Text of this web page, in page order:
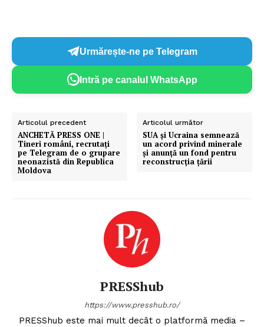
Urmărește-ne pe Telegram
Intră pe canalul WhatsApp
Articolul precedent
ANCHETĂ PRESS ONE |
Tineri români, recrutați
pe Telegram de o grupare
neonazistă din Republica
Moldova
Articolul următor
SUA și Ucraina semnează
un acord privind minerale
și anunță un fond pentru
reconstrucția țării
PRESShub
https://www.presshub.ro/
PRESShub este mai mult decât o platformă media –